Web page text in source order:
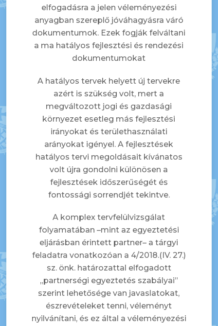
elfogadásra a jelen véleményezési
anyagban szereplő jóváhagyásra váró
dokumentumok. Ezek fogják felváltani
a ma hatályos fejlesztési és rendezési
dokumentumokat
A hatályos tervek helyett új tervekre
azért is szükség volt, mert a
megváltozott jogi és gazdasági
környezet esetleg más fejlesztési
irányokat és területhasználati
arányokat igényel. A fejlesztések
hatályos tervi megoldásait kívánatos
volt újra gondolni különösen a
fejlesztések időszerűségét és
fontossági sorrendjét tekintve.
A komplex tervfelülvizsgálat
folyamatában –mint az egyeztetési
eljárásban érintett partner– a tárgyi
feladatra vonatkozóan a 4/2018.(IV. 27.)
sz. önk. határozattal elfogadott
„partnerségi egyeztetés szabályai”
szerint lehetősége van javaslatokat,
észrevételeket tenni, véleményt
nyilvánítani, és ez által a véleményezési